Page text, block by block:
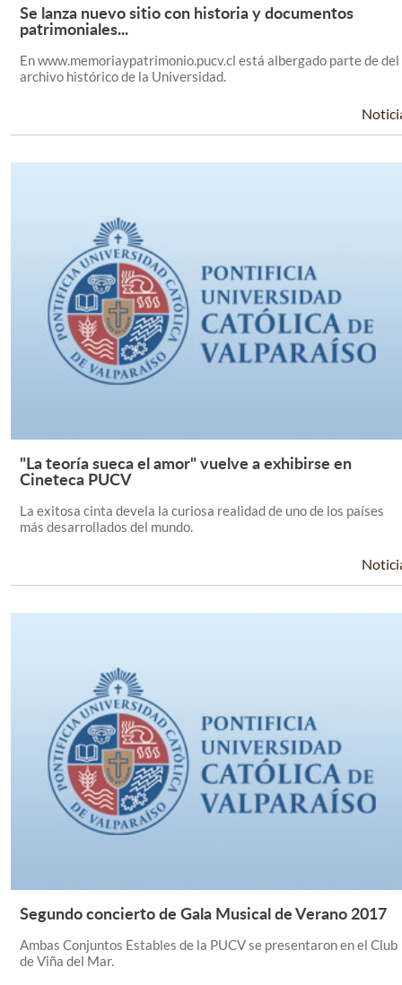
Leer Más +
Se lanza nuevo sitio con historia y documentos
patrimoniales...
En www.memoriaypatrimonio.pucv.cl está albergado parte de del
archivo histórico de la Universidad.
Leer Más +
"La teoría sueca el amor" vuelve a exhibirse en
Cineteca PUCV
La exitosa cinta devela la curiosa realidad de uno de los países
más desarrollados del mundo.
Leer Más +
Segundo concierto de Gala Musical de Verano 2017
Ambas Conjuntos Estables de la PUCV se presentaron en el Club
de Viña del Mar.